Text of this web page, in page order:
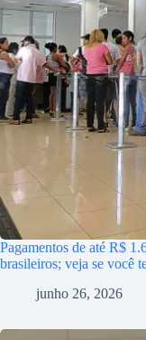
Pagamentos de até R$
brasileiros; veja se você
junho 26, 2026